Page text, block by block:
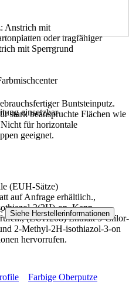
Anstrich mit
oder tragfähiger
mit Sperrgrund
einsetzbar
(EUH-Sätze)
auf Anfrage erhältlich.,
3(2H)-on. Kann
(EUH208) Enthält 5-Chlor-
2-Methyl-2H-isothiazol-3-on
hervorrufen.
Buntsteinputz.
stark beanspruchte Flächen wie
für horizontale
geeignet.
Siehe Herstellerinformationen .
Farbige Oberputze